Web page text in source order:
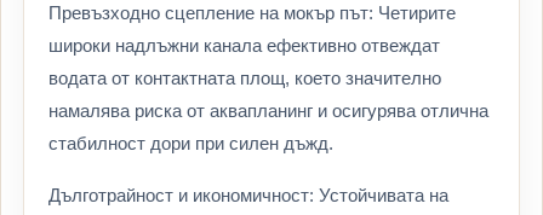
Превъзходно сцепление на мокър път: Четирите
широки надлъжни канала ефективно отвеждат
водата от контактната площ, което значително
намалява риска от аквапланинг и осигурява отлична
стабилност дори при силен дъжд.
Дълготрайност и икономичност: Устойчивата на